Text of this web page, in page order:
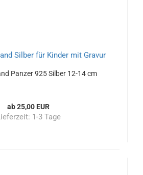
Panzer 925 Silber 12-14 cm
ab 25,00 EUR
1-3 Tage